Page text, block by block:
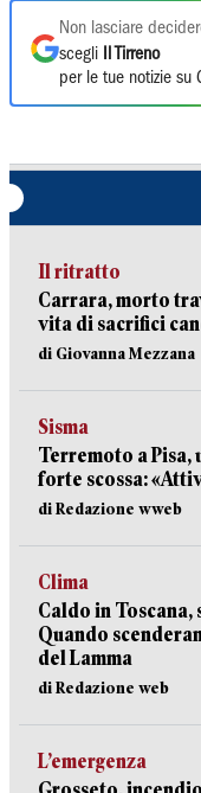
Non lasciare
scegli
Il Tirreno
per le tue notizie su
Il ritratto
Carrara, morto
vita di sacrifici
di Giovanna Mezzana
Sisma
Terremoto a Pisa,
forte scossa:
di Redazione wweb
Clima
Caldo in
Quando
del Lamma
di Redazione web
L’emergenza